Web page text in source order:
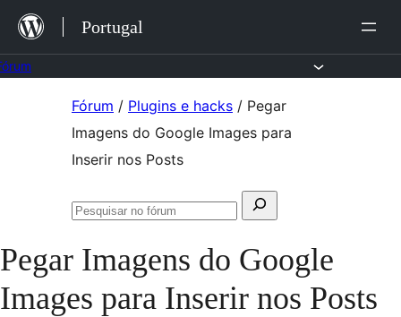
Saltar
para
o
Portugal
Fórum / Plugins e hacks / Pegar
Imagens do Google Images para
Inserir nos Posts
Pesquisar
Pesquisar
Pegar Imagens do Google
Images para Inserir nos Posts